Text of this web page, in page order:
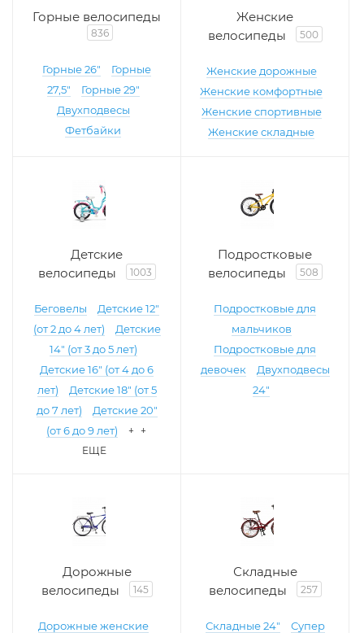
Горные велосипеды
836
Горные 26"
Горные
27,5"
Горные 29"
Двухподвесы
Фетбайки
Женские
велосипеды
500
Женские дорожные
Женские комфортные
Женские спортивные
Женские складные
Детские
велосипеды
1003
Беговелы
Детские 12"
(от 2 до 4 лет)
Детские
14" (от 3 до 5 лет)
Детские 16" (от 4 до 6
лет)
Детские 18" (от 5
до 7 лет)
Детские 20"
(от 6 до 9 лет)
+ +
ЕЩЕ
Подростковые
велосипеды
508
Подростковые для
мальчиков
Подростковые для
девочек
Двухподвесы
24"
Дорожные
велосипеды
145
Дорожные женские
Складные
велосипеды
257
Складные 24"
Супер